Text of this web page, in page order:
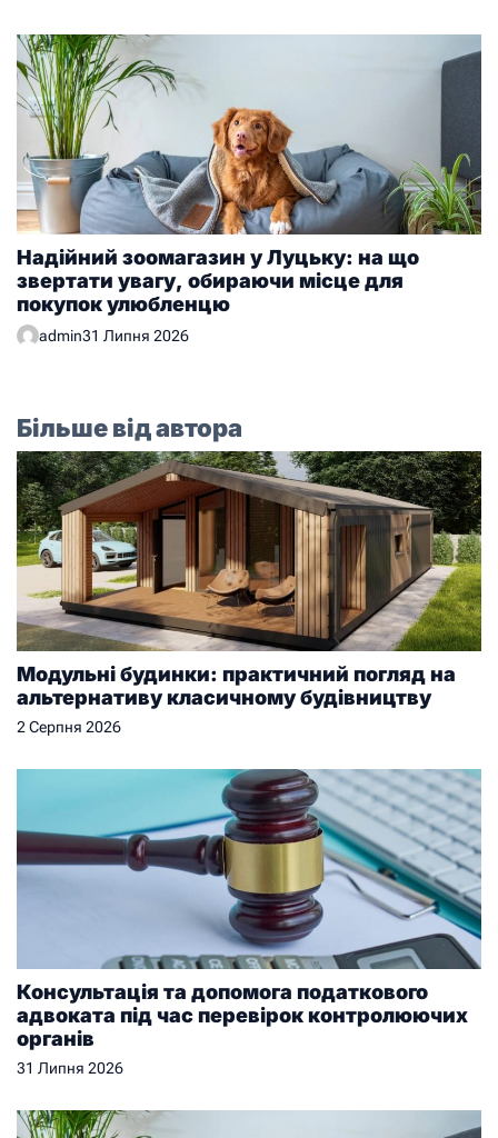
Надійний зоомагазин у Луцьку: на що
звертати увагу, обираючи місце для
покупок улюбленцю
admin31 Липня 2026
Більше від автора
Модульні будинки: практичний погляд на
альтернативу класичному будівництву
2 Серпня 2026
Консультація та допомога податкового
адвоката під час перевірок контролюючих
органів
31 Липня 2026